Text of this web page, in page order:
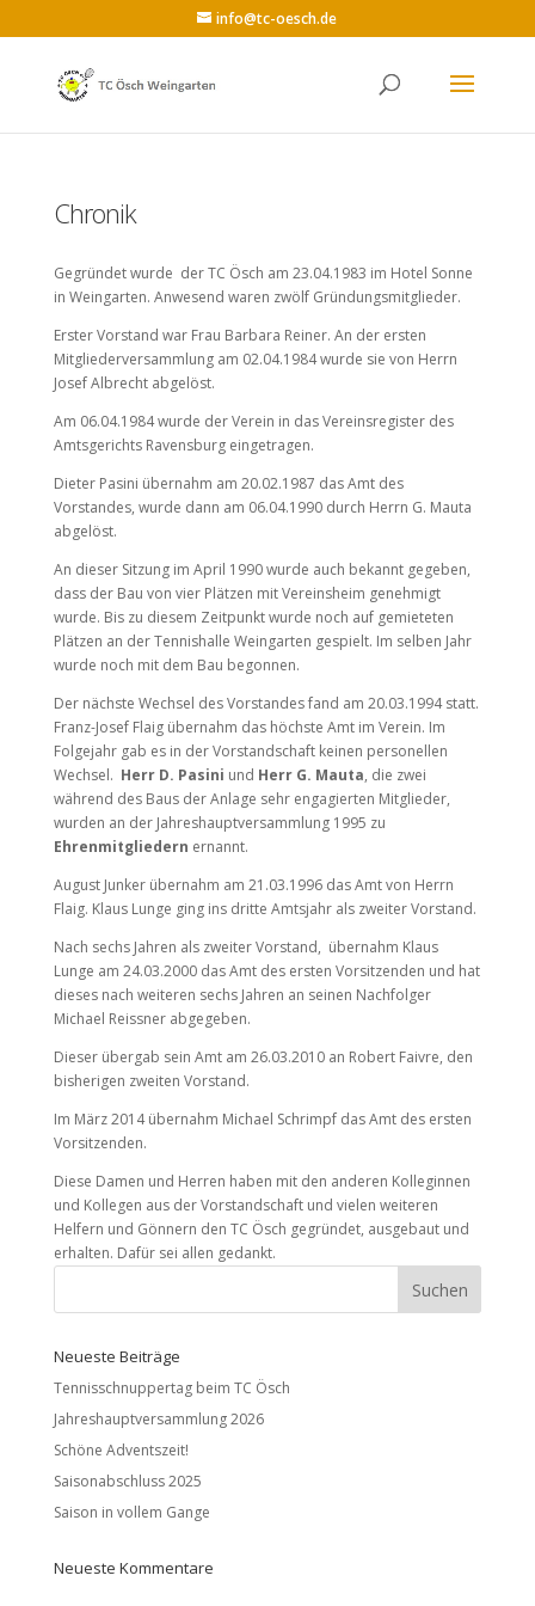
info@tc-oesch.de
Chronik
Gegründet wurde der TC Ösch am 23.04.1983 im Hotel Sonne
in Weingarten. Anwesend waren zwölf Gründungsmitglieder.
Erster Vorstand war Frau Barbara Reiner. An der ersten
Mitgliederversammlung am 02.04.1984 wurde sie von Herrn
Josef Albrecht abgelöst.
Am 06.04.1984 wurde der Verein in das Vereinsregister des
Amtsgerichts Ravensburg eingetragen.
Dieter Pasini übernahm am 20.02.1987 das Amt des
Vorstandes, wurde dann am 06.04.1990 durch Herrn G. Mauta
abgelöst.
An dieser Sitzung im April 1990 wurde auch bekannt gegeben,
dass der Bau von vier Plätzen mit Vereinsheim genehmigt
wurde. Bis zu diesem Zeitpunkt wurde noch auf gemieteten
Plätzen an der Tennishalle Weingarten gespielt. Im selben Jahr
wurde noch mit dem Bau begonnen.
Der nächste Wechsel des Vorstandes fand am 20.03.1994 statt.
Franz-Josef Flaig übernahm das höchste Amt im Verein. Im
Folgejahr gab es in der Vorstandschaft keinen personellen
Wechsel. Herr D. Pasini und Herr G. Mauta, die zwei
während des Baus der Anlage sehr engagierten Mitglieder,
wurden an der Jahreshauptversammlung 1995 zu
Ehrenmitgliedern ernannt.
August Junker übernahm am 21.03.1996 das Amt von Herrn
Flaig. Klaus Lunge ging ins dritte Amtsjahr als zweiter Vorstand.
Nach sechs Jahren als zweiter Vorstand, übernahm Klaus
Lunge am 24.03.2000 das Amt des ersten Vorsitzenden und hat
dieses nach weiteren sechs Jahren an seinen Nachfolger
Michael Reissner abgegeben.
Dieser übergab sein Amt am 26.03.2010 an Robert Faivre, den
bisherigen zweiten Vorstand.
Im März 2014 übernahm Michael Schrimpf das Amt des ersten
Vorsitzenden.
Diese Damen und Herren haben mit den anderen Kolleginnen
und Kollegen aus der Vorstandschaft und vielen weiteren
Helfern und Gönnern den TC Ösch gegründet, ausgebaut und
erhalten. Dafür sei allen gedankt.
Neueste Beiträge
Tennisschnuppertag beim TC Ösch
Jahreshauptversammlung 2026
Schöne Adventszeit!
Saisonabschluss 2025
Saison in vollem Gange
Neueste Kommentare